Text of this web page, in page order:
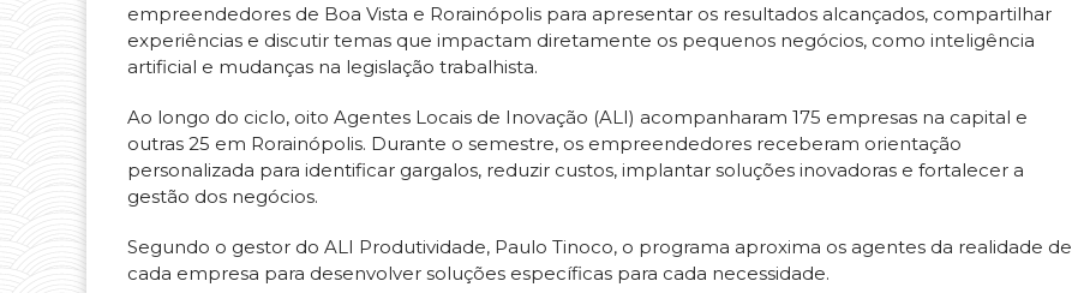
empreendedores de Boa Vista e Rorainópolis para apresentar os resultados alcançados, compartilhar
experiências e discutir temas que impactam diretamente os pequenos negócios, como inteligência
artificial e mudanças na legislação trabalhista.
Ao longo do ciclo, oito Agentes Locais de Inovação (ALI) acompanharam 175 empresas na capital e
outras 25 em Rorainópolis. Durante o semestre, os empreendedores receberam orientação
personalizada para identificar gargalos, reduzir custos, implantar soluções inovadoras e fortalecer a
gestão dos negócios.
Segundo o gestor do ALI Produtividade, Paulo Tinoco, o programa aproxima os agentes da realidade de
cada empresa para desenvolver soluções específicas para cada necessidade.